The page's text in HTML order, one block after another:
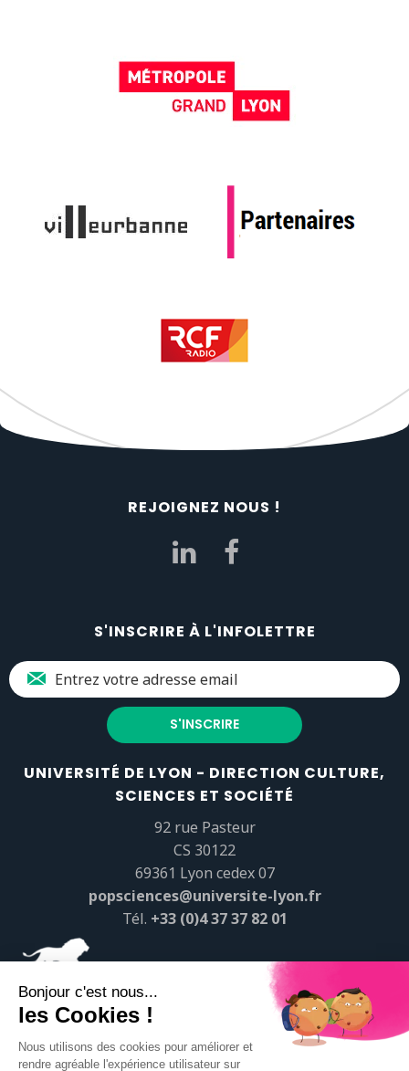
REJOIGNEZ NOUS !
S'INSCRIRE À L'INFOLETTRE
UNIVERSITÉ DE LYON - DIRECTION CULTURE,
SCIENCES ET SOCIÉTÉ
92 rue Pasteur
CS 30122
69361 Lyon cedex 07
popsciences@universite-lyon.fr
Tél. +33 (0)4 37 37 82 01